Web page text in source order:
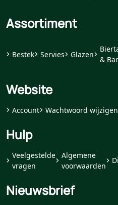
Assortiment
Bestek Servies Glazen
&
Website
Account Wachtwoord wijzigen
Hulp
Veelgestelde
vragen
Algemene
voorwaarden
Nieuwsbrief